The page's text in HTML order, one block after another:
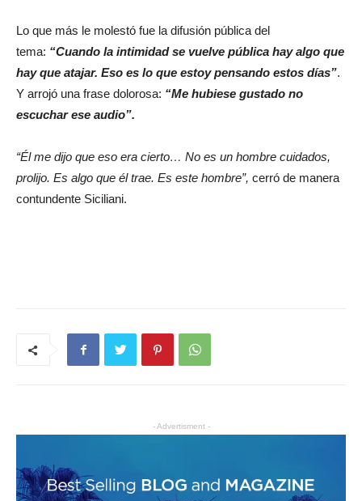
Lo que más le molestó fue la difusión pública del
tema: “Cuando la intimidad se vuelve pública hay algo que
hay que atajar. Eso es lo que estoy pensando estos días”.
Y arrojó una frase dolorosa: “Me hubiese gustado no
escuchar ese audio”.
“Él me dijo que eso era cierto… No es un hombre cuidados,
prolijo. Es algo que él trae. Es este hombre”, cerró de manera
contundente Siciliani.
- Advertisment -